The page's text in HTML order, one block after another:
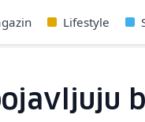
Lifestyle